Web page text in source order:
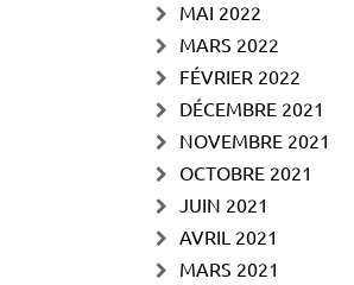
MAI 2022
MARS 2022
FÉVRIER 2022
DÉCEMBRE 2021
NOVEMBRE 2021
OCTOBRE 2021
JUIN 2021
AVRIL 2021
MARS 2021